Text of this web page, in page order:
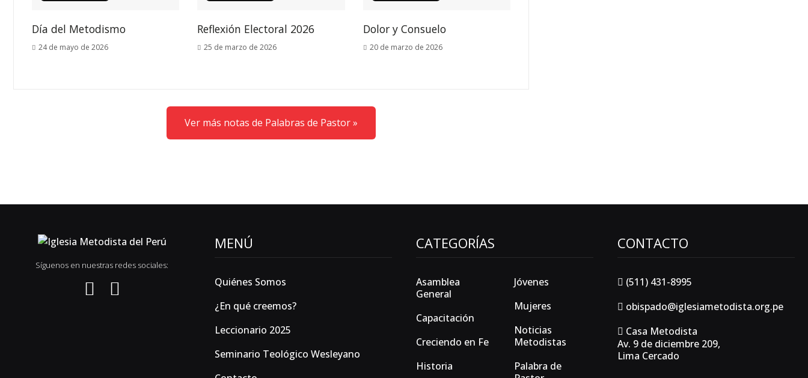
Día del Metodismo
24 de mayo de 2026
Reflexión Electoral 2026
25 de marzo de 2026
Dolor y Consuelo
20 de marzo de 2026
Ver más notas de Palabras de Pastor »
Síguenos en nuestras redes sociales:
MENÚ
Quiénes Somos
¿En qué creemos?
Leccionario 2025
Seminario Teológico Wesleyano
CATEGORÍAS
Asamblea
General
Capacitación
Creciendo en Fe
Historia
Jóvenes
Mujeres
Noticias
Metodistas
Palabra de
CONTACTO
(511) 431-8995
obispado@iglesiametodista.org.pe
Casa Metodista
Av. 9 de diciembre 209,
Lima Cercado